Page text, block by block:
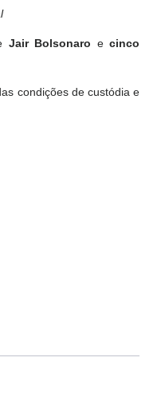
Jair Bolsonaro ecinco
condições de custódia e